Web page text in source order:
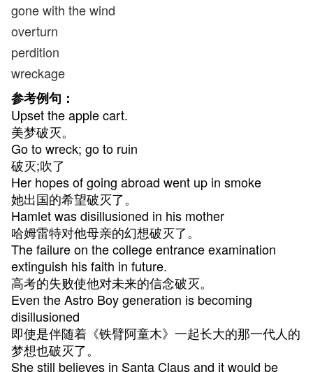
gone with the wind
overturn
perdition
wreckage
参考例句：
Upset the apple cart.
美梦破灭。
Go to wreck; go to ruin
破灭;吹了
Her hopes of going abroad went up in smoke
她出国的希望破灭了。
Hamlet was disillusioned in his mother
哈姆雷特对他母亲的幻想破灭了。
The failure on the college entrance examination
extinguish his faith in future.
高考的失败使他对未来的信念破灭。
Even the Astro Boy generation is becoming
disillusioned
即使是伴随着《铁臂阿童木》一起长大的那一代人的
梦想也破灭了。
She still believes in Santa Claus and it would be